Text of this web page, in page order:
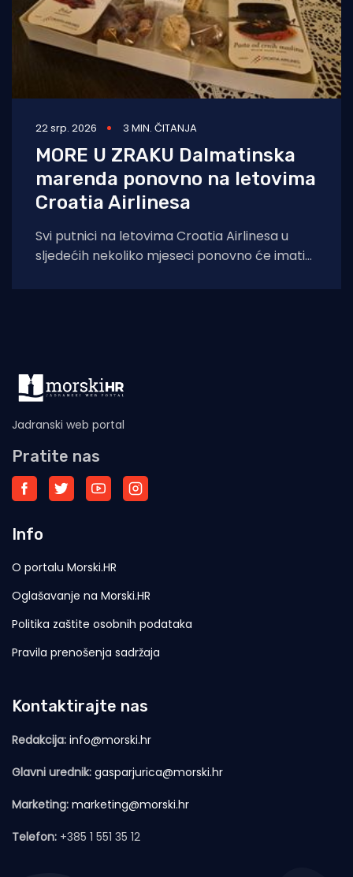
22 srp. 2026 3 MIN. ČITANJA
MORE U ZRAKU Dalmatinska
marenda ponovno na letovima
Croatia Airlinesa
Svi putnici na letovima Croatia Airlinesa u
sljedećih nekoliko mjeseci ponovno će imati
Jadranski web portal
Pratite nas
Info
O portalu Morski.HR
Oglašavanje na Morski.HR
Politika zaštite osobnih podataka
Pravila prenošenja sadržaja
Kontaktirajte nas
Redakcija: info@morski.hr
Glavni urednik: gasparjurica@morski.hr
Marketing: marketing@morski.hr
Telefon: +385 1 551 35 12